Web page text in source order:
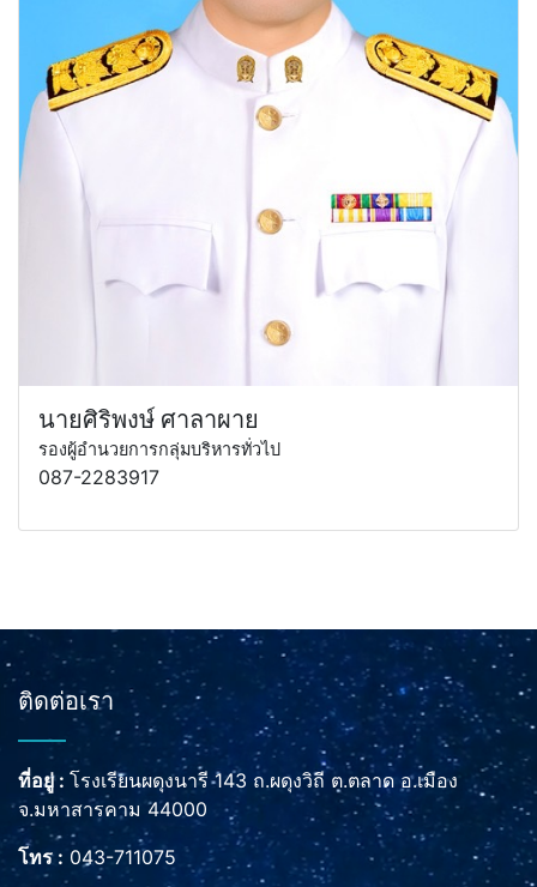
นายศิริพงษ์ ศาลาผาย
รองผู้อำนวยการกลุ่มบริหารทั่วไป
087-2283917
ติดต่อเรา
ที่อยู่ : โรงเรียนผดุงนารี 143 ถ.ผดุงวิถี ต.ตลาด อ.เมือง
จ.มหาสารคาม 44000
โทร : 043-711075